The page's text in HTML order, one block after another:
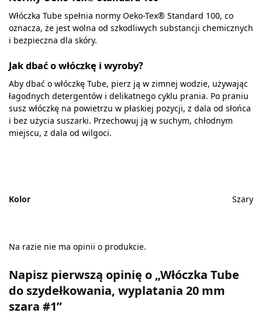
Włóczka Tube spełnia normy Oeko-Tex® Standard 100, co
oznacza, że jest wolna od szkodliwych substancji chemicznych
i bezpieczna dla skóry.
Jak dbać o włóczkę i wyroby?
Aby dbać o włóczkę Tube, pierz ją w zimnej wodzie, używając
łagodnych detergentów i delikatnego cyklu prania. Po praniu
susz włóczkę na powietrzu w płaskiej pozycji, z dala od słońca
i bez użycia suszarki. Przechowuj ją w suchym, chłodnym
miejscu, z dala od wilgoci.
Kolor Szary
Na razie nie ma opinii o produkcie.
Napisz pierwszą opinię o „Włóczka Tube
do szydełkowania, wyplatania 20 mm
szara #1”